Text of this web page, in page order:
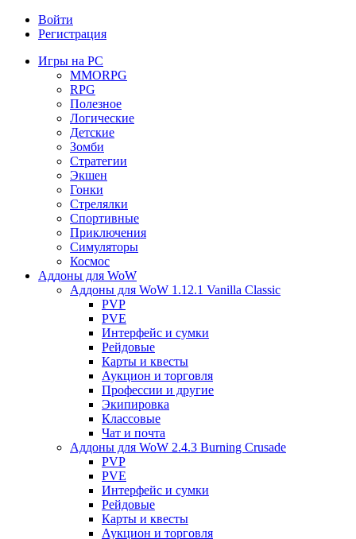
Войти
Регистрация
Игры на PC
MMORPG
RPG
Полезное
Логические
Детские
Зомби
Стратегии
Экшен
Гонки
Стрелялки
Спортивные
Приключения
Симуляторы
Космос
Аддоны для WoW
Аддоны для WoW 1.12.1 Vanilla Classic
PVP
PVE
Интерфейс и сумки
Рейдовые
Карты и квесты
Аукцион и торговля
Профессии и другие
Экипировка
Классовые
Чат и почта
Аддоны для WoW 2.4.3 Burning Crusade
PVP
PVE
Интерфейс и сумки
Рейдовые
Карты и квесты
Аукцион и торговля